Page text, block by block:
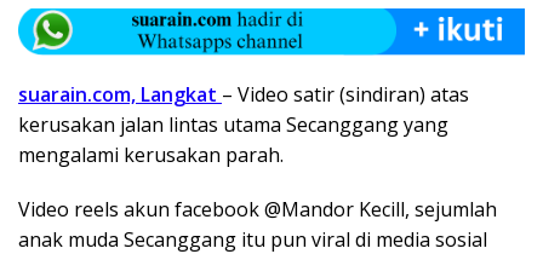
suarain.com, Langkat – Video satir (sindiran) atas
kerusakan jalan lintas utama Secanggang yang
mengalami kerusakan parah.
Video reels akun facebook @Mandor Kecill, sejumlah
anak muda Secanggang itu pun viral di media sosial